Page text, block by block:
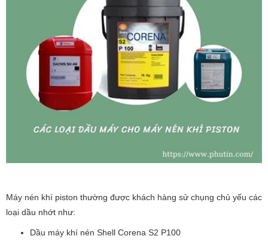
Máy nén khí piston thường được khách hàng sử chụng chủ yếu các
loại dầu nhớt như:
Dầu máy khí nén Shell Corena S2 P100